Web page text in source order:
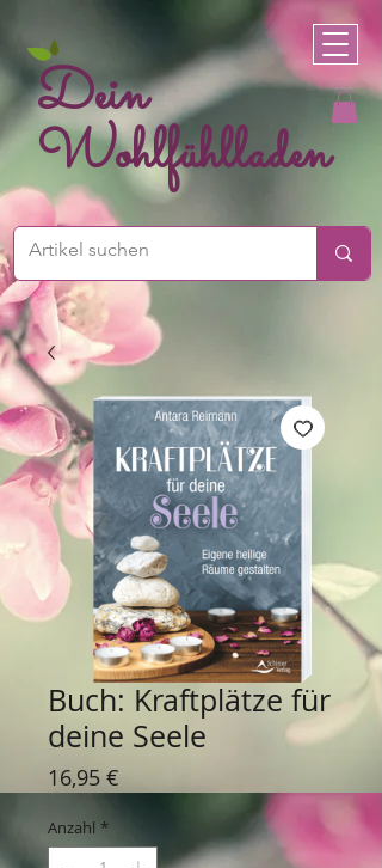
Dein
Wohlfühlladen
Buch: Kraftplätze für
deine Seele
16,95 €
Anzahl *